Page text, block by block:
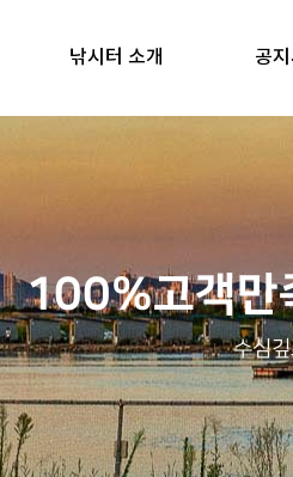
낚시터 소개 공
100%고객만
수심